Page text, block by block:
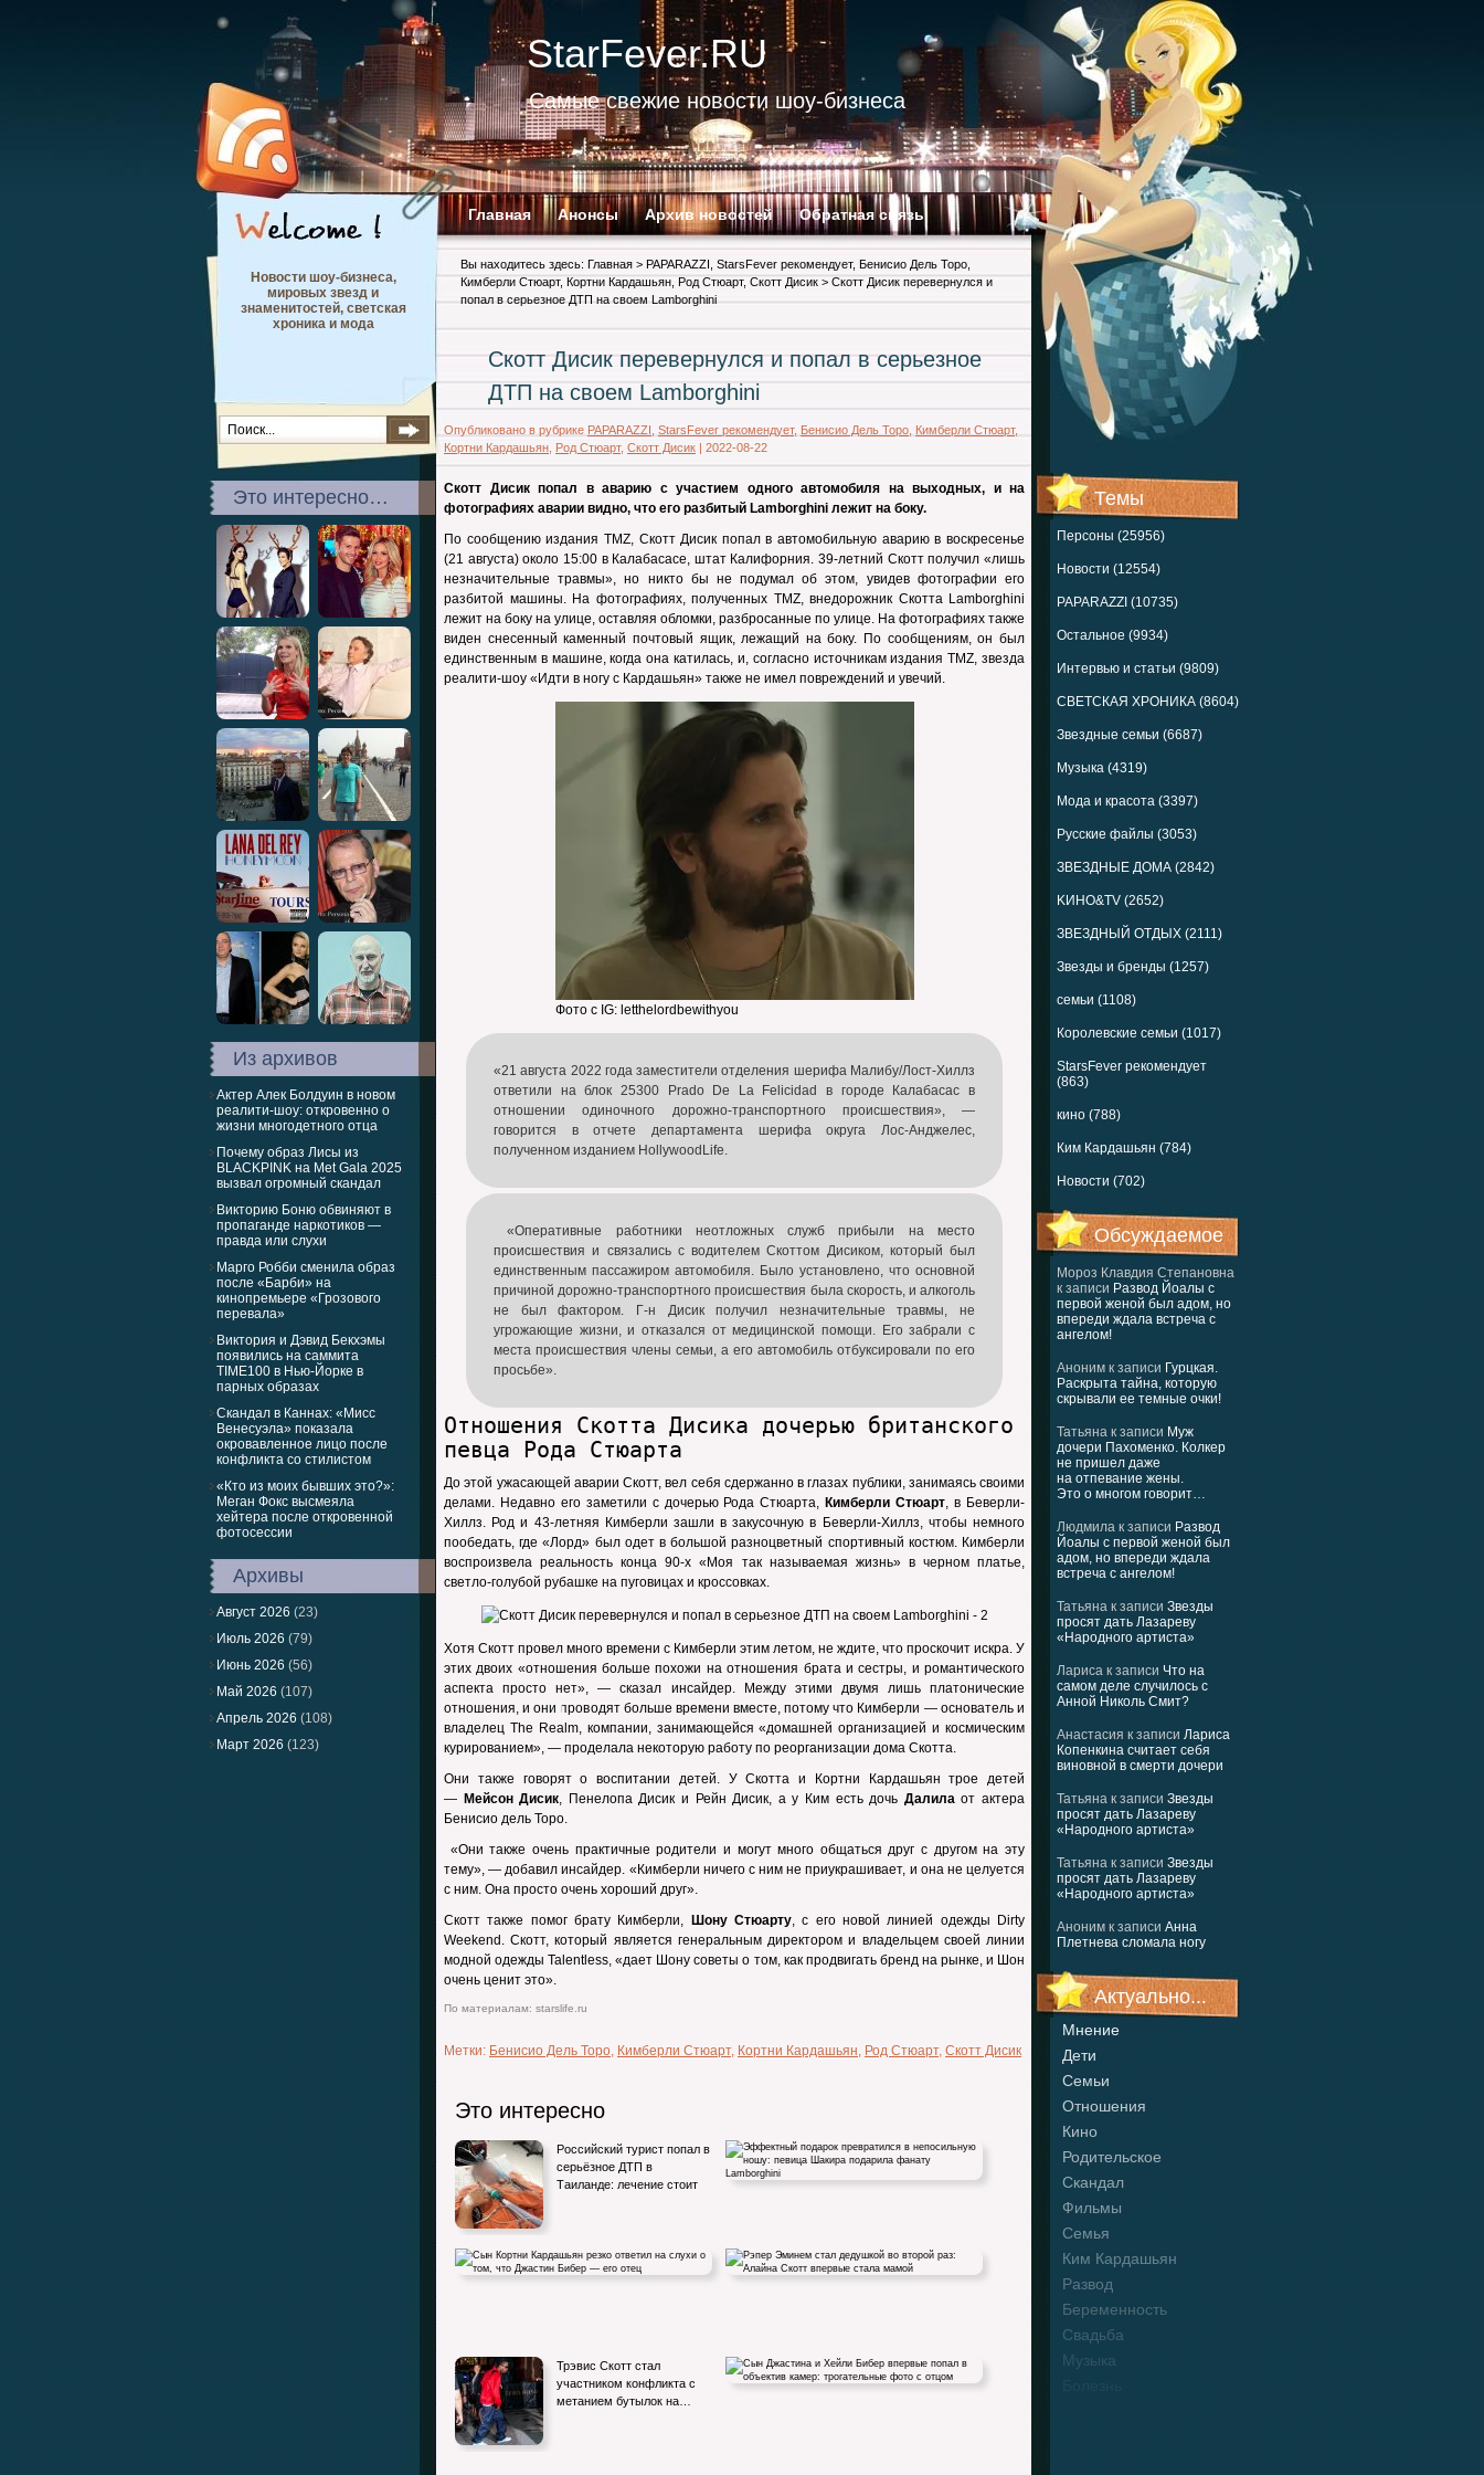
StarFever.RU
Самые свежие новости шоу-бизнеса
Главная Анонсы Архив новостей Обратная связь
Темы
Персоны (25956)
Новости (12554)
PAPARAZZI (10735)
Остальное (9934)
Интервью и статьи (9809)
СВЕТСКАЯ ХРОНИКА (8604)
Звездные семьи (6687)
Музыка (4319)
Мода и красота (3397)
Русские файлы (3053)
ЗВЕЗДНЫЕ ДОМА (2842)
KИНО&TV (2652)
ЗВЕЗДНЫЙ ОТДЫХ (2111)
Звезды и бренды (1257)
семьи (1108)
Королевские семьи (1017)
StarsFever рекомендует
(863)
кино (788)
Ким Кардашьян (784)
Новости (702)
Обсуждаемое
Мороз Клавдия Степановна
к записи Развод Йоалы с
первой женой был адом, но
впереди ждала встреча с
ангелом!
Аноним к записи Гурцкая.
Раскрыта тайна, которую
скрывали ее темные очки!
Татьяна к записи Муж
дочери Пахоменко. Колкер
не пришел даже
на отпевание жены.
Это о многом говорит…
Людмила к записи Развод
Йоалы с первой женой был
адом, но впереди ждала
встреча с ангелом!
Татьяна к записи Звезды
просят дать Лазареву
«Народного артиста»
Лариса к записи Что на
самом деле случилось с
Анной Николь Смит?
Анастасия к записи Лариса
Копенкина считает себя
виновной в смерти дочери
Татьяна к записи Звезды
просят дать Лазареву
«Народного артиста»
Татьяна к записи Звезды
просят дать Лазареву
«Народного артиста»
Аноним к записи Анна
Плетнева сломала ногу
Актуально...
Мнение
Дети
Семьи
Отношения
Кино
Родительское
Скандал
Фильмы
Семья
Ким Кардашьян
Развод
Беременность
Свадьба
Музыка
Новости шоу-бизнеса,
мировых звезд и
знаменитостей, светская
хроника и мода
Это интересно…
Из архивов
Актер Алек Болдуин в новом
реалити-шоу: откровенно о
жизни многодетного отца
Почему образ Лисы из
BLACKPINK на Met Gala 2025
вызвал огромный скандал
Викторию Боню обвиняют в
пропаганде наркотиков —
правда или слухи
Марго Робби сменила образ
после «Барби» на
кинопремьере «Грозового
перевала»
Виктория и Дэвид Бекхэмы
появились на саммита
TIME100 в Нью-Йорке в
парных образах
Скандал в Каннах: «Мисс
Венесуэла» показала
окровавленное лицо после
конфликта со стилистом
«Кто из моих бывших это?»:
Меган Фокс высмеяла
хейтера после откровенной
фотосессии
Архивы
Август 2026 (23)
Июль 2026 (79)
Июнь 2026 (56)
Май 2026 (107)
Апрель 2026 (108)
Март 2026 (123)
Вы находитесь здесь: Главная > PAPARAZZI StarsFever рекомендует, Бенисио Дель Торо
Кимберли Стюарт, Кортни Кардашьян Род Стюарт, Скотт Дисик > Скотт Дисик перевернулся и
попал в серьезное ДТП на своем Lamborghini
Скотт Дисик перевернулся и попал в серьезное
ДТП на своем Lamborghini
Опубликовано в рубрике PAPARAZZI StarsFever рекомендует, Бенисио Дель Торо Кимберли Стюарт,
Кортни Кардашьян Род Стюарт, Скотт Дисик | 2022-08-22
Скотт Дисик попал в аварию с участием одного автомобиля на выходных, и на
фотографиях аварии видно, что его разбитый Lamborghini лежит на боку.
По сообщению издания TMZ, Скотт Дисик попал в автомобильную аварию в воскресенье
(21 августа) около 15:00 в Калабасасе, штат Калифорния. 39-летний Скотт получил «лишь
незначительные травмы», но никто бы не подумал об этом, увидев фотографии его
разбитой машины. На фотографиях, полученных TMZ, внедорожник Скотта Lamborghini
лежит на боку на улице, оставляя обломки, разбросанные по улице. На фотографиях также
виден снесенный каменный почтовый ящик, лежащий на боку. По сообщениям, он был
единственным в машине, когда она катилась, и, согласно источникам издания TMZ, звезда
реалити-шоу «Идти в ногу с Кардашьян» также не имел повреждений и увечий.
Фото с IG: letthelordbewithyou
«21 августа 2022 года заместители отделения шерифа Малибу/Лост-Хиллз
ответили на блок 25300 Prado De La Felicidad в городе Калабасас в
отношении одиночного дорожно-транспортного происшествия», —
говорится в отчете департамента шерифа округа Лос-Анджелес,
полученном изданием HollywoodLife.
«Оперативные работники неотложных служб прибыли на место
происшествия и связались с водителем Скоттом Дисиком, который был
единственным пассажиром автомобиля. Было установлено, что основной
причиной дорожно-транспортного происшествия была скорость, и алкоголь
не был фактором. Г-н Дисик получил незначительные травмы, не
угрожающие жизни, и отказался от медицинской помощи. Его забрали с
места происшествия члены семьи, а его автомобиль отбуксировали по его
просьбе».
Отношения Скотта Дисика дочерью британского
певца Рода Стюарта
До этой ужасающей аварии Скотт, вел себя сдержанно в глазах публики, занимаясь своими
делами. Недавно его заметили с дочерью Рода Стюарта, Кимберли Стюарт, в Беверли-
Хиллз. Род и 43-летняя Кимберли зашли в закусочную в Беверли-Хиллз, чтобы немного
пообедать, где «Лорд» был одет в большой разноцветный спортивный костюм. Кимберли
воспроизвела реальность конца 90-х «Моя так называемая жизнь» в черном платье,
светло-голубой рубашке на пуговицах и кроссовках.
Хотя Скотт провел много времени с Кимберли этим летом, не ждите, что проскочит искра. У
этих двоих «отношения больше похожи на отношения брата и сестры, и романтического
аспекта просто нет», — сказал инсайдер. Между этими двумя лишь платонические
отношения, и они проводят больше времени вместе, потому что Кимберли — основатель и
владелец The Realm, компании, занимающейся «домашней организацией и космическим
курированием», — проделала некоторую работу по реорганизации дома Скотта.
Они также говорят о воспитании детей. У Скотта и Кортни Кардашьян трое детей
— Мейсон Дисик, Пенелопа Дисик и Рейн Дисик, а у Ким есть дочь Далилаот актера
Бенисио дель Торо.
«Они также очень практичные родители и могут много общаться друг с другом на эту
тему», — добавил инсайдер. «Кимберли ничего с ним не приукрашивает, и она не целуется
с ним. Она просто очень хороший друг».
Скотт также помог брату Кимберли,
Шону Стюарту, с его новой линией одежды Dirty
Weekend. Скотт, который является генеральным директором и владельцем своей линии
модной одежды Talentless, «дает Шону советы о том, как продвигать бренд на рынке, и Шон
очень ценит это».
По материалам: starslife.ru
Метки: Бенисио Дель Торо, Кимберли Стюарт, Кортни Кардашьян, Род Стюарт, Скотт Дисик
Это интересно
Российский турист попал в
серьёзное ДТП в
Таиланде: лечение стоит
Эффектный подарок превратился в
непосильную ношу: певица Шакира…
Сын Кортни Кардашьян резко ответил на
слухи о том, что Джастин…
Рэпер Эминем стал дедушкой во второй раз:
Алайна Скотт впервые…
Трэвис Скотт стал
участником конфликта с
метанием бутылок на…